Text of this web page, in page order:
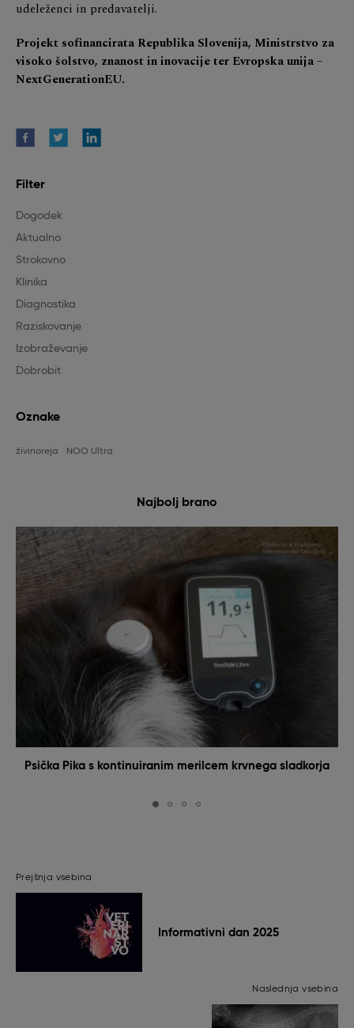
udeleženci in predavatelji.
Projekt sofinancirata Republika Slovenija, Ministrstvo za
visoko šolstvo, znanost in inovacije ter Evropska unija –
NextGenerationEU.
Filter
Dogodek
Aktualno
Strokovno
Klinika
Diagnostika
Raziskovanje
Izobraževanje
Dobrobit
Oznake
živinoreja NOO Ultra
Najbolj brano
Psička Pika s kontinuiranim merilcem krvnega sladkorja
Prejšnja vsebina
Informativni dan 2025
Naslednja vsebina